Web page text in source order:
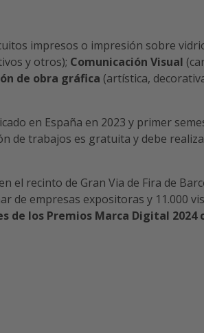
impresos o impresión sobre
y otros); Comunicación Visual
de obra gráfica (artística,
en España en 2023 y primer
de trabajos es gratuita y debe
el recinto de Gran Via de Fira de
de empresas expositoras y 11.000
los Premios Marca Digital